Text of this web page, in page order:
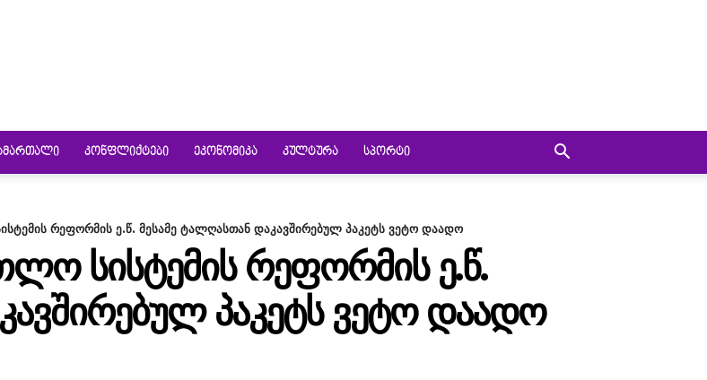
ᲙᲝᲜᲤᲚᲘᲥᲢᲔᲑᲘ ᲔᲙᲝᲜᲝᲛᲘᲙᲐ ᲙᲣᲚᲢᲣᲠᲐ ᲡᲞᲝᲠᲢᲘ
რეფორმის ე.წ. მესამე ტალღასთან დაკავშირებულ პაკეტს ვეტო დაადო
ᲡᲘᲡᲢᲔᲛᲘᲡ ᲠᲔᲤᲝᲠᲛᲘᲡ Ე.Წ.
ᲞᲐᲙᲔᲢᲡ ᲕᲔᲢᲝ ᲓᲐᲐᲓᲝ